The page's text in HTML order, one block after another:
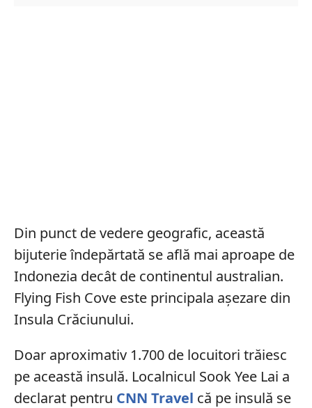
Din punct de vedere geografic, această
bijuterie îndepărtată se află mai aproape de
Indonezia decât de continentul australian.
Flying Fish Cove este principala așezare din
Insula Crăciunului.
Doar aproximativ 1.700 de locuitori trăiesc
pe această insulă. Localnicul Sook Yee Lai a
declarat pentru CNN Travel că pe insulă se